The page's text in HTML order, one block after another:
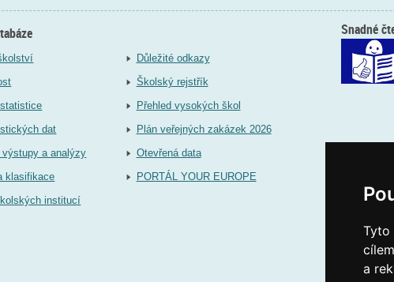
Tyto
a
dat
a analýzy
klasifikace
institucí
Důležité odkazy
Školský rejstřík
Přehled vysokých škol
Plán veřejných zakázek 2026
Otevřená data
PORTÁL YOUR EUROPE
Snadné